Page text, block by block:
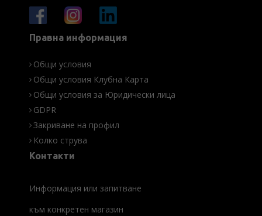
Правна информация
Общи условия
Общи условия Клубна Карта
Общи условия за Юридически лица
GDPR
Закриване на профил
Колко струва
Контакти
Информация или запитване
към конкретен магазин